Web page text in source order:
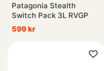
Patagonia Stealth
Switch Pack 3L RVGP
599 kr